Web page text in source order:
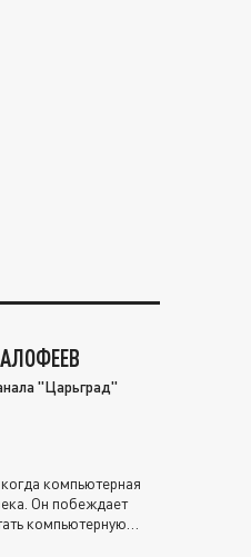
"Царьград"
компьютерная
Он побеждает
компьютерную